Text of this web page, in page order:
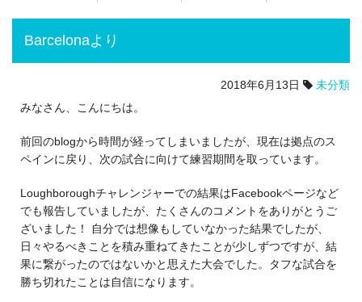
Barcelonaより
2018年6月13日
未分類
みなさん、こんにちは。
前回のblogから時間が経ってしまいましたが、現在は拠点のス
ペインに戻り、次の試合に向けて練習期間を取っています。
Loughboroughチャレンジャーでの結果はFacebookページなど
でも報告していましたが、たくさんのコメントをありがとうご
ざいました！ 自分では想像もしていなかった結果でしたが、
日々やるべきことを積み重ねてきたことが少しずつですが、結
果に繋がったのではないかと思えた大会でした。タフな試合を
勝ち切れたことは自信になります。